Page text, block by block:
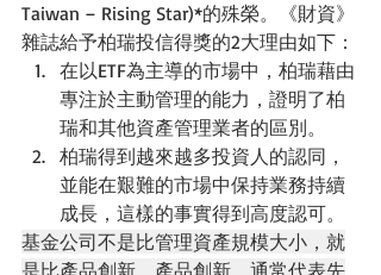
Taiwan – Rising Star)*的殊榮。《財資》
雜誌給予柏瑞投信得獎的2大理由如下：
在以ETF為主導的市場中，柏瑞藉由
專注於主動管理的能力，證明了柏
瑞和其他資產管理業者的區別。
柏瑞得到越來越多投資人的認同，
並能在艱難的市場中保持業務持續
成長，這樣的事實得到高度認可。
基金公司不是比管理資產規模大小，就